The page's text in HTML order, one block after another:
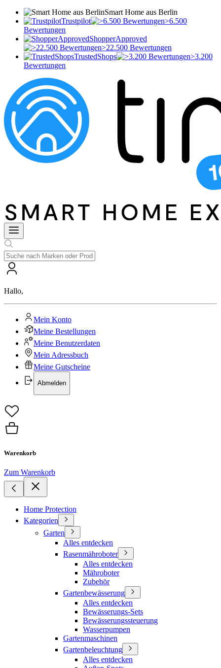
Smart Home aus Berlin
Trustpilot
>6.500
Bewertungen
ShopperApproved
>22.500 Bewertungen
TrustedShops
>3.200
Bewertungen
Hallo,
Mein Konto
Meine Bestellungen
Meine Benutzerdaten
Mein Adressbuch
Meine Gutscheine
Abmelden
Warenkorb
Zum Warenkorb
Home Protection
Kategorien
Garten
Alles entdecken
Rasenmähroboter
Alles entdecken
Mähroboter
Zubehör
Gartenbewässerung
Alles entdecken
Bewässerungs-Sets
Bewässerungssteuerung
Wasserpumpen
Gartenmaschinen
Gartenbeleuchtung
Alles entdecken